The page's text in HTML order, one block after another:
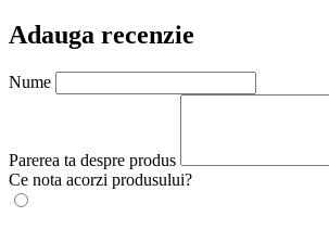
Adauga recenzie
Nume
Parerea ta despre produs
Ce nota acorzi produsului?